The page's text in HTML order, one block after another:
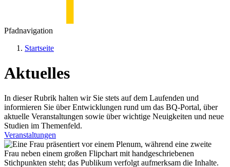
Pfadnavigation
Startseite
Aktuelles
In dieser Rubrik halten wir Sie stets auf dem Laufenden und
informieren Sie über Entwicklungen rund um das BQ-Portal, über
aktuelle Veranstaltungen sowie über wichtige Neuigkeiten und neue
Studien im Themenfeld.
Veranstaltungen